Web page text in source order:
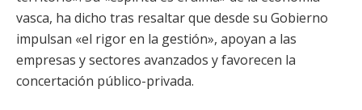
vasca, ha dicho tras resaltar que desde su Gobierno
impulsan «el rigor en la gestión», apoyan a las
empresas y sectores avanzados y favorecen la
concertación público-privada.